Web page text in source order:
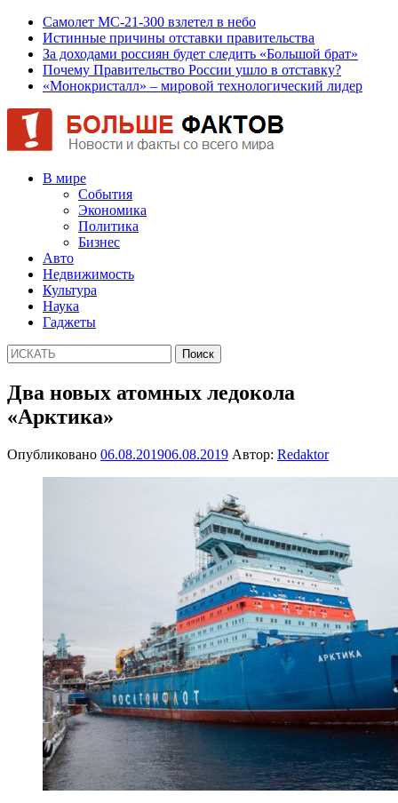
Самолет МС-21-300 взлетел в небо
Истинные причины отставки правительства
За доходами россиян будет следить «Большой брат»
Почему Правительство России ушло в отставку?
«Монокристалл» – мировой технологический лидер
В мире
События
Экономика
Политика
Бизнес
Авто
Недвижимость
Культура
Наука
Гаджеты
Два новых атомных ледокола
«Арктика»
Опубликовано 06.08.201906.08.2019 Автор: Redaktor